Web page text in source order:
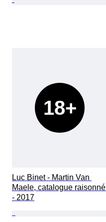
18+
Luc Binet - Martin Van
Maele, catalogue raisonné
- 2017